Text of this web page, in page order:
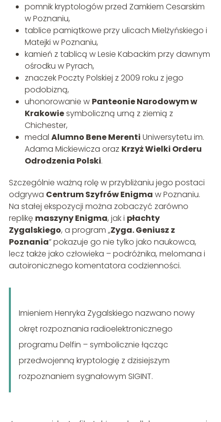
pomnik kryptologów przed Zamkiem Cesarskim
w Poznaniu,
tablice pamiątkowe przy ulicach Mielżyńskiego i
Matejki w Poznaniu,
kamień z tablicą w Lesie Kabackim przy dawnym
ośrodku w Pyrach,
znaczek Poczty Polskiej z 2009 roku z jego
podobizną,
uhonorowanie w Panteonie Narodowym w
Krakowiesymboliczną urną z ziemią z
Chichester,
medal Alumno Bene Merenti Uniwersytetu im.
Adama Mickiewicza oraz Krzyż Wielki Orderu
Odrodzenia Polski.
Szczególnie ważną rolę w przybliżaniu jego postaci
odgrywa Centrum Szyfrów Enigma w Poznaniu.
Na stałej ekspozycji można zobaczyć zarówno
replikę maszyny Enigma, jak i płachty
Zygalskiego, a program „Zyga. Geniusz z
Poznania” pokazuje go nie tylko jako naukowca,
lecz także jako człowieka – podróżnika, melomana i
autoironicznego komentatora codzienności.
Imieniem Henryka Zygalskiego nazwano nowy
okręt rozpoznania radioelektronicznego
programu Delfin – symbolicznie łącząc
przedwojenną kryptologię z dzisiejszym
rozpoznaniem sygnałowym SIGINT.